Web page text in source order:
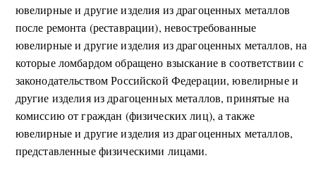
ювелирные и другие изделия из драгоценных металлов
после ремонта (реставрации), невостребованные
ювелирные и другие изделия из драгоценных металлов, на
которые ломбардом обращено взыскание в соответствии с
законодательством Российской Федерации, ювелирные и
другие изделия из драгоценных металлов, принятые на
комиссию от граждан (физических лиц), а также
ювелирные и другие изделия из драгоценных металлов,
представленные физическими лицами.